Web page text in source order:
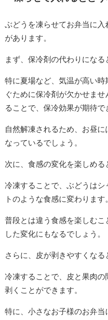
ぶどうを凍らせてお弁当に
があります。
まず、保冷剤の代わりになる
特に夏場など、気温が高い
ぐために保冷剤が欠かせま
ることで、保冷効果が期待で
自然解凍されるため、お昼
なっているでしょう。
次に、食感の変化を楽しめる
冷凍することで、ぶどうは
トのような食感に変わります
普段とは違う食感を楽しむこ
した変化にもなるでしょう。
さらに、皮が剥きやすくなる
冷凍することで、皮と果肉
剥くことができます。
特に、小さなお子様のお弁